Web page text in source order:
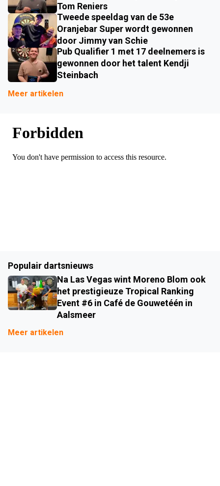
Tom Reniers
Tweede speeldag van de 53e
Oranjebar Super wordt gewonnen
door Jimmy van Schie
Pub Qualifier 1 met 17 deelnemers is
gewonnen door het talent Kendji
Steinbach
Meer artikelen
Populair dartsnieuws
Na Las Vegas wint Moreno Blom ook
het prestigieuze Tropical Ranking
Event #6 in Café de Gouwetéén in
Aalsmeer
Meer artikelen